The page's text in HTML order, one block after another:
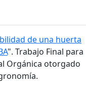
de una huerta
". Trabajo Final para
Orgánica otorgado